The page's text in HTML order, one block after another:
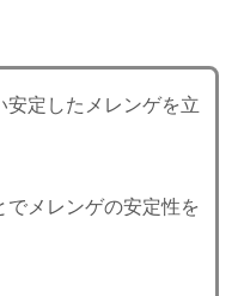
安定したメレンゲを立
メレンゲの安定性を